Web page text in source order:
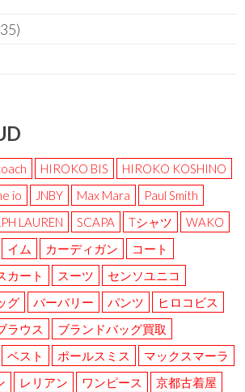
HIROKO BIS
HIROKO KOSHINO
io JNBY Max Mara
Paul Smith
LAUREN SCAPA Tシャツ
WAKO
イム カーディガン
コート
カート スーツ
センソユニコ
グ バーバリー パンツ
ヒロコビス
ラウス
ブランドバッグ買取
ベスト ポールスミス
マックスマーラ
レリアン ワンピース
京都古着屋